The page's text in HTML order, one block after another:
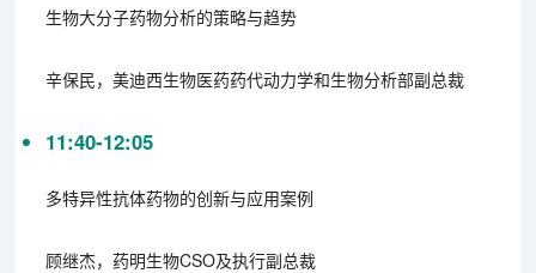
生物大分子药物分析的策略与趋势
辛保民，美迪西生物医药药代动力学和生物分析部副总裁
11:40-12:05
多特异性抗体药物的创新与应用案例
顾继杰，药明生物CSO及执行副总裁